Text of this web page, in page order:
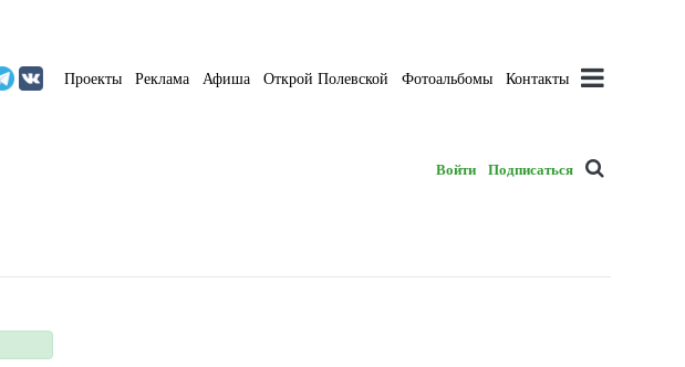
Проекты Реклама Афиша Открой Полевской Фотоальбомы Контакты
Войти Подписаться